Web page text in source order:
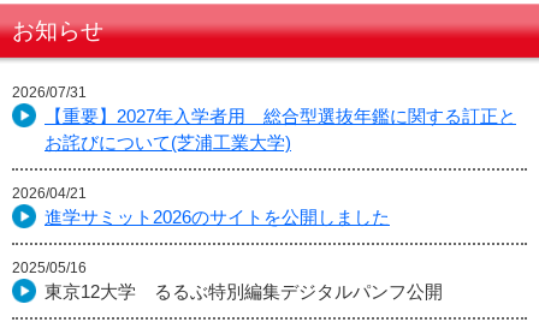
お知らせ
2026/07/31
【重要】2027年入学者用 総合型選抜年鑑に関する訂正と
お詫びについて(芝浦工業大学)
2026/04/21
進学サミット2026のサイトを公開しました
2025/05/16
東京12大学 るるぶ特別編集デジタルパンフ公開